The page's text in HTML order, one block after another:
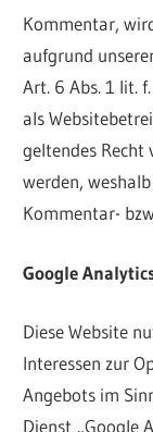
Kommentar,
aufgrund
Art. 6 Abs. 1 lit.
als
geltendes
werden,
Kommentar-
Google
Diese Website
Interessen zur
Angebots im
Dienst „Google